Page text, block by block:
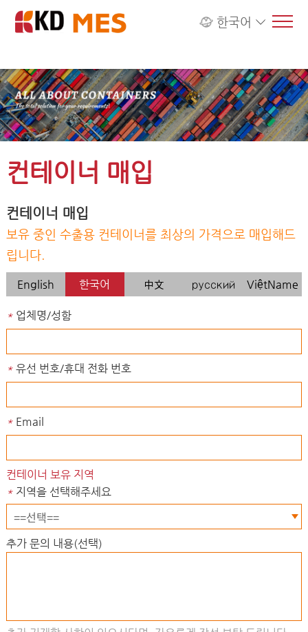
한국어
컨테이너 매입
컨테이너 매입
보유 중인 수출용 컨테이너를 최상의 가격으로 매입해드
립니다.
English 한국어 中文 русский ViệtName
* 업체명/성함
* 유선 번호/휴대 전화 번호
* Email
컨테이너 보유 지역
* 지역을 선택해주세요
추가 문의 내용(선택)